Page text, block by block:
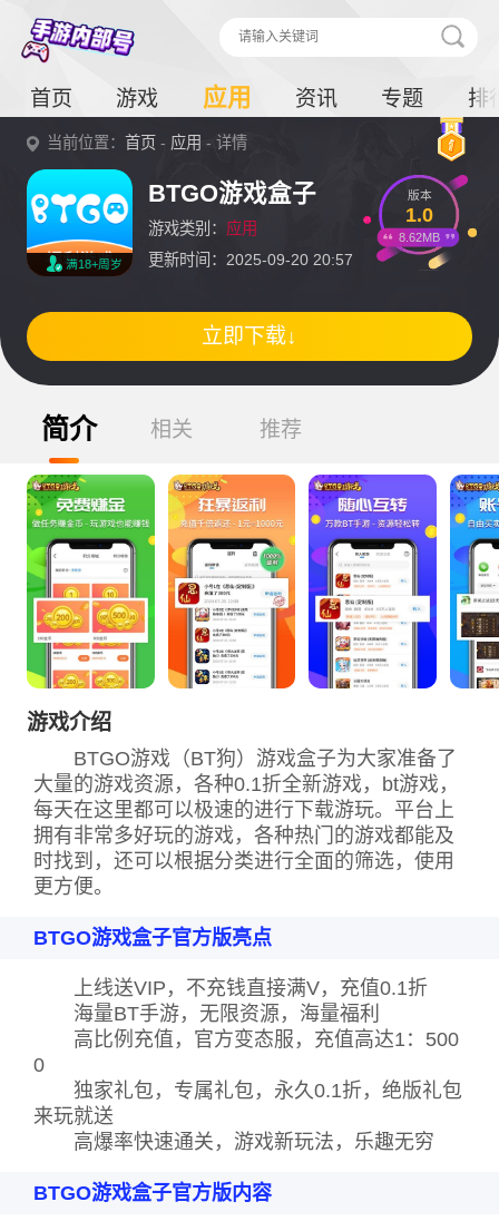
首页 游戏 应用 资讯 专题 排
当前位置：首页 - 应用 - 详情
满18+周岁
BTGO游戏盒子
游戏类别： 应用
更新时间：2025-09-20 20:57
版本
1.0
8.62MB
立即下载↓
简介 相关 推荐
游戏介绍
BTGO游戏（BT狗）游戏盒子为大家准备了
大量的游戏资源，各种0.1折全新游戏，bt游戏，
每天在这里都可以极速的进行下载游玩。平台上
拥有非常多好玩的游戏，各种热门的游戏都能及
时找到，还可以根据分类进行全面的筛选，使用
更方便。
BTGO游戏盒子官方版亮点
上线送VIP，不充钱直接满V，充值0.1折
海量BT手游，无限资源，海量福利
高比例充值，官方变态服，充值高达1：500
0
独家礼包，专属礼包，永久0.1折，绝版礼包
来玩就送
高爆率快速通关，游戏新玩法，乐趣无穷
BTGO游戏盒子官方版内容